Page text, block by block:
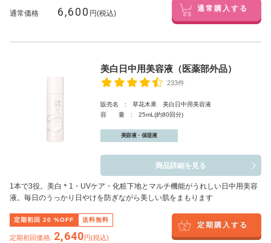
通常価格 6,600 円(税込) 通常購入する
美白日中用美容液（医薬部外品）
233件
販売名 : 草花木果 美白日中用美容液
容 量 : 25mL(約80回分)
美容液・保湿液
商品詳細を見る
1本で3役。美白 ＊1 ・UVケア・化粧下地とマルチ機能がうれしい日中用美容
液。毎日のうっかり日やけを防ぎながら美しい肌をまもります
定期初回 20 %OFF 送料無料
定期初回価格: 2,640円(税込)
定期購入する